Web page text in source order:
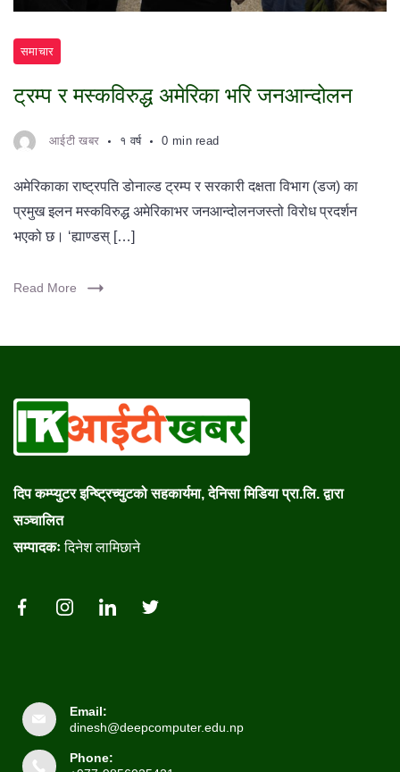
समाचार
ट्रम्प र मस्कविरुद्ध अमेरिका भरि जनआन्दोलन
आईटी खबर १ वर्ष 0 min read
अमेरिकाका राष्ट्रपति डोनाल्ड ट्रम्प र सरकारी दक्षता विभाग (डज) का
प्रमुख इलन मस्कविरुद्ध अमेरिकाभर जनआन्दोलनजस्तो विरोध प्रदर्शन
भएको छ। ‘ह्याण्डस् […]
Read More
दिप कम्प्युटर इन्ष्ट्रिच्युटको सहकार्यमा, देनिसा मिडिया प्रा.लि. द्वारा
सञ्चालित
सम्पादकःदिनेश लामिछाने
Email:
dinesh@deepcomputer.edu.np
Phone: